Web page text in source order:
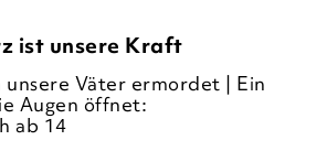
ist unsere Kraft
unsere Väter ermordet | Ein
Augen öffnet:
ab 14